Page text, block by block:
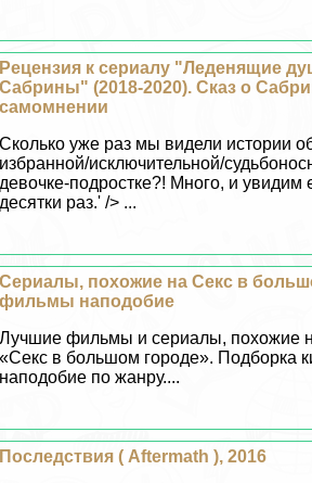
Рецензия к сериалу "Леденящие
Сабрины" (2018-2020). Сказ о
самомнении
Сколько уже раз мы видели истории
избранной/исключительной/
дeвoчке-подростке?! Много, и увидим
десятки раз.' /> ...
Сериалы, похожие на Сeкc в
фильмы наподобие
Лучшие фильмы и сериалы, похожие
«Сeкc в большом городе». Подборка
наподобие по жанру....
Последствия ( Aftermath ), 2016